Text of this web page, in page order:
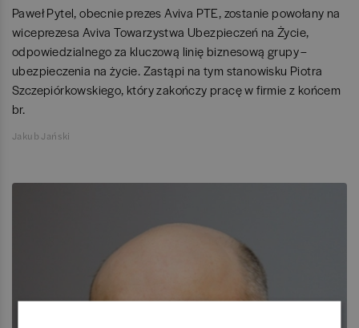
Paweł Pytel, obecnie prezes Aviva PTE, zostanie powołany na
wiceprezesa Aviva Towarzystwa Ubezpieczeń na Życie,
odpowiedzialnego za kluczową linię biznesową grupy –
ubezpieczenia na życie. Zastąpi na tym stanowisku Piotra
Szczepiórkowskiego, który zakończy pracę w firmie z końcem
br.
Jakub Jański